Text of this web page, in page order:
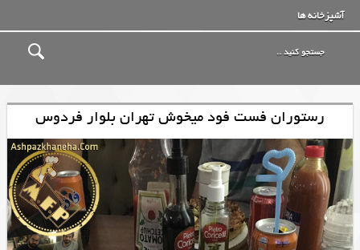
آشپزخانه ها
رستوران فست فود میخوش تهران بلوار فردوس